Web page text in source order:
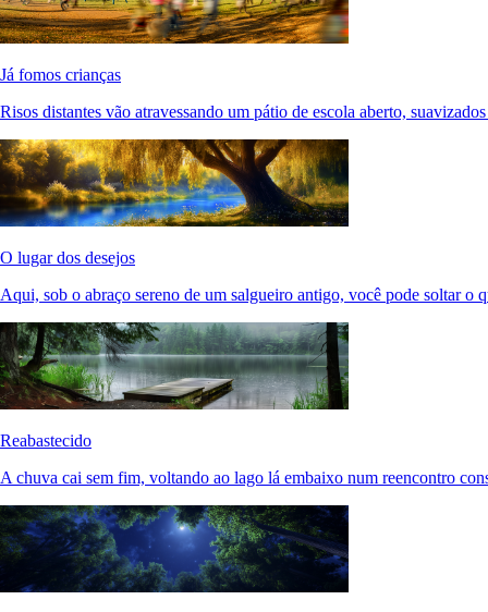
Já fomos crianças
Risos distantes vão atravessando um pátio de escola aberto,
O lugar dos desejos
Aqui, sob o abraço sereno de um salgueiro antigo, você pode soltar o
Reabastecido
A chuva cai sem fim, voltando ao lago lá embaixo num reencontro